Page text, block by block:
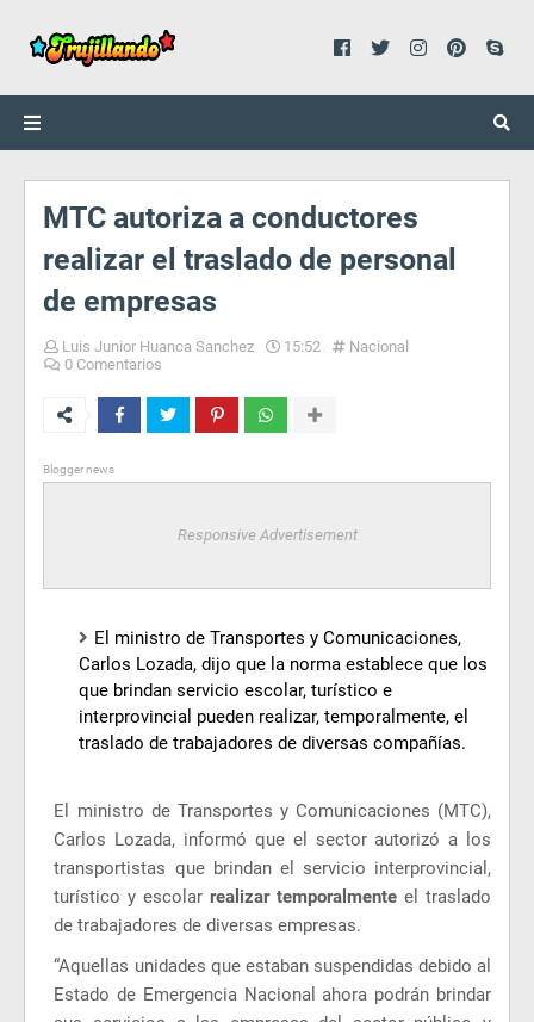
MTC autoriza a conductores
realizar el traslado de personal
de empresas
Luis Junior Huanca Sanchez 15:52
Nacional
0 Comentarios
Blogger news
Responsive Advertisement
El ministro de Transportes y Comunicaciones,
Carlos Lozada, dijo que la norma establece que los
que brindan servicio escolar, turístico e
interprovincial pueden realizar, temporalmente, el
traslado de trabajadores de diversas compañías.
El ministro de Transportes y Comunicaciones (MTC),
Carlos Lozada, informó que el sector autorizó a los
transportistas que brindan el servicio interprovincial,
turístico y escolarrealizar temporalmente el traslado
de trabajadores de diversas empresas.
“Aquellas unidades que estaban suspendidas debido al
Estado de Emergencia Nacional ahora podrán brindar